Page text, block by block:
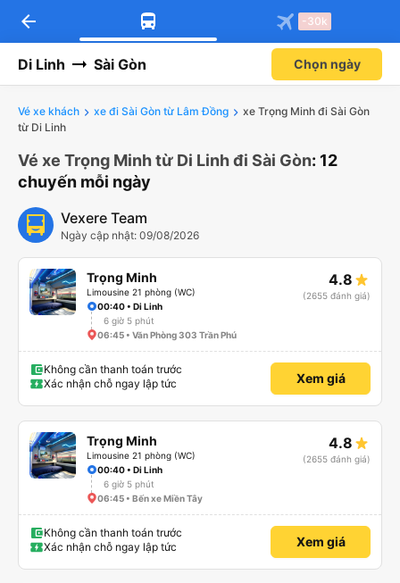
arrow_back -30k
Di Linh Sài Gòn Chọn ngày
Vé xe khách xe đi Sài Gòn từ Lâm Đồng
xe Trọng Minh đi Sài Gòn
từ Di Linh
Vé xe Trọng Minh từ Di Linh đi Sài Gòn: 12
chuyến mỗi ngày
Vexere Team
Ngày cập nhật: 09/08/2026
Trọng Minh
Limousine 21 phòng (WC)
4.8
(2655 đánh giá)
00:40 • Di Linh
6 giờ 5 phút
06:45 • Văn Phòng 303 Trần Phú
Không cần thanh toán trước
Xác nhận chỗ ngay lập tức
Xem giá
Trọng Minh
Limousine 21 phòng (WC)
4.8
(2655 đánh giá)
00:40 • Di Linh
6 giờ 5 phút
06:45 • Bến xe Miền Tây
Không cần thanh toán trước
Xác nhận chỗ ngay lập tức
Xem giá